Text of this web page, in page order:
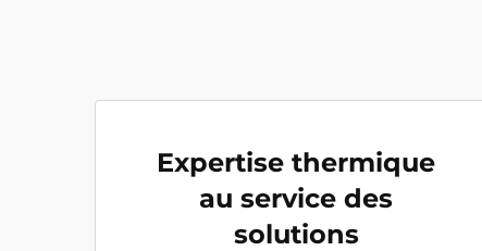
Expertise thermique
au service des
solutions